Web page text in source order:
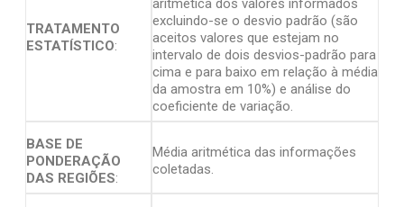
TRATAMENTO
ESTATÍSTICO:
aritmética dos valores informados
excluindo-se o desvio padrão (são
aceitos valores que estejam no
intervalo de dois desvios-padrão para
cima e para baixo em relação à média
da amostra em 10%) e análise do
coeficiente de variação.
BASE DE
PONDERAÇÃO
DAS REGIÕES:
Média aritmética das informações
coletadas.